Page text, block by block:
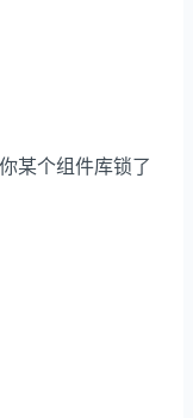
某个组件库锁了